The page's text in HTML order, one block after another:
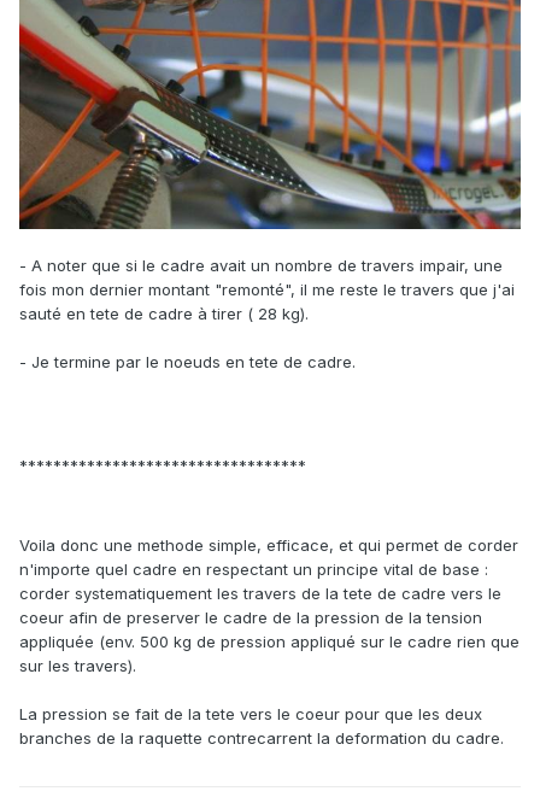
- A noter que si le cadre avait un nombre de travers impair, une
fois mon dernier montant "remonté", il me reste le travers que j'ai
sauté en tete de cadre à tirer ( 28 kg).
- Je termine par le noeuds en tete de cadre.
**********************************
Voila donc une methode simple, efficace, et qui permet de corder
n'importe quel cadre en respectant un principe vital de base :
corder systematiquement les travers de la tete de cadre vers le
coeur afin de preserver le cadre de la pression de la tension
appliquée (env. 500 kg de pression appliqué sur le cadre rien que
sur les travers).
La pression se fait de la tete vers le coeur pour que les deux
branches de la raquette contrecarrent la deformation du cadre.